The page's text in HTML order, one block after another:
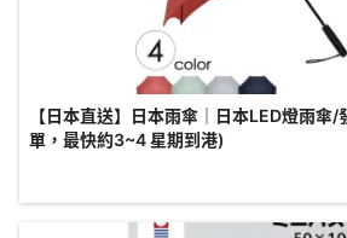
【日本直送】日本雨傘｜日本LED燈雨傘/發光雨傘 (
單，最快約3~4 星期到港)